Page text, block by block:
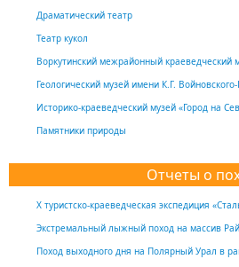
Драматический театр
Театр кукол
Воркутинский межрайонный краеведческий
Геологический музей имени К.Г.
Историко-краеведческий музей «Город на
Памятники природы
Отчеты о
Х туристско-краеведческая экспедиция
Экстремальный лыжный поход на массив
Поход выходного дня на Полярный Урал в